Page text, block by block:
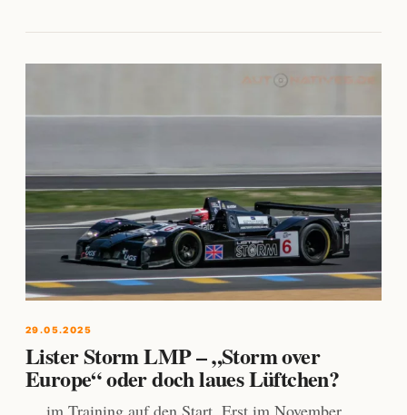
29.05.2025
Lister Storm LMP – „Storm over
Europe“ oder doch laues Lüftchen?
… im Training auf den Start. Erst im November,